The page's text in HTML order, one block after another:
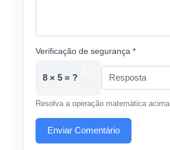
Verificação de segurança *
8 × 5 = ?
Resolva a operação matemática acima
Enviar Comentário